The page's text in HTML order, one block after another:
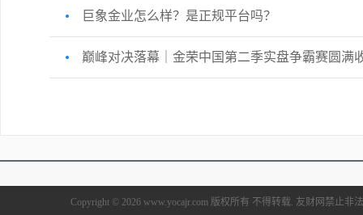
巨象金业怎么样？是正规平台吗？
巅峰对决落幕｜金荣中国第二季实盘争霸赛圆满
Copyright © 2026 www.yocajr.com 版权所有 不得转载. 友财网禁止非